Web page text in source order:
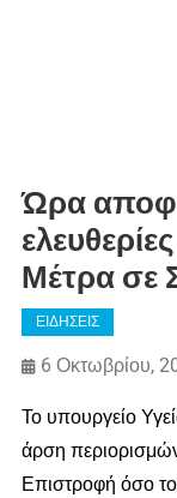
Ώρα
Μέτρα σε
ΕΙΔΗΣΕΙΣ
6 Οκτωβρίου,
Το υπουργείο
άρση
Επιστροφή όσο